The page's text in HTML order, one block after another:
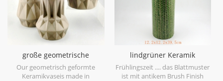
große geometrische
Keramikvase braun 3er Set
Our geometrisch geformte
Keramikvaseis made in
lindgrüner Keramik
Vasenblatt Patten
Frühlingszeit .... das Blattmuster
ist mit antikem Brush Finish